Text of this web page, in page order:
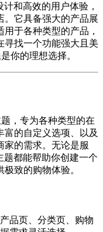
和高效的用户体验，
。它具备强大的产品展
于各种类型的产品，
寻找一个功能强大且美
你的理想选择。
题，专为各种类型的在
的自定义选项、以及
家的需求。无论是服
题都能帮助你创建一个
致的购物体验。
品页、分类页、购物